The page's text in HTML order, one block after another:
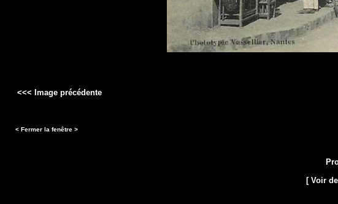
<<< Image précédente
< Fermer la fenêtre >
[ Voir